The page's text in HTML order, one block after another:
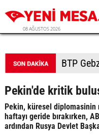
08 AĞUSTOS 2026
Pekin'de kritik
Pekin, küresel
haftayı geride bırakırken,
ardından Rusya Devlet